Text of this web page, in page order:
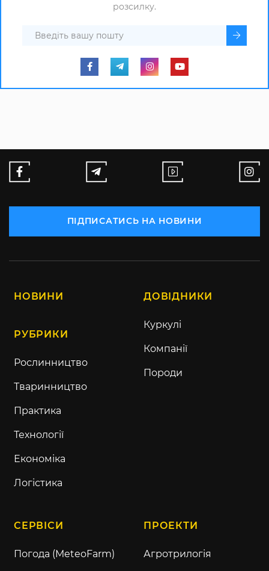
розсилку.
ПІДПИСАТИСЬ НА НОВИНИ
НОВИНИ
РУБРИКИ
Рослинництво
Тваринництво
Практика
Технології
Економіка
Логістика
ДОВІДНИКИ
Куркулі
Компанії
Породи
СЕРВІСИ
Погода (MeteoFarm)
ПРОЕКТИ
Агротрилогія